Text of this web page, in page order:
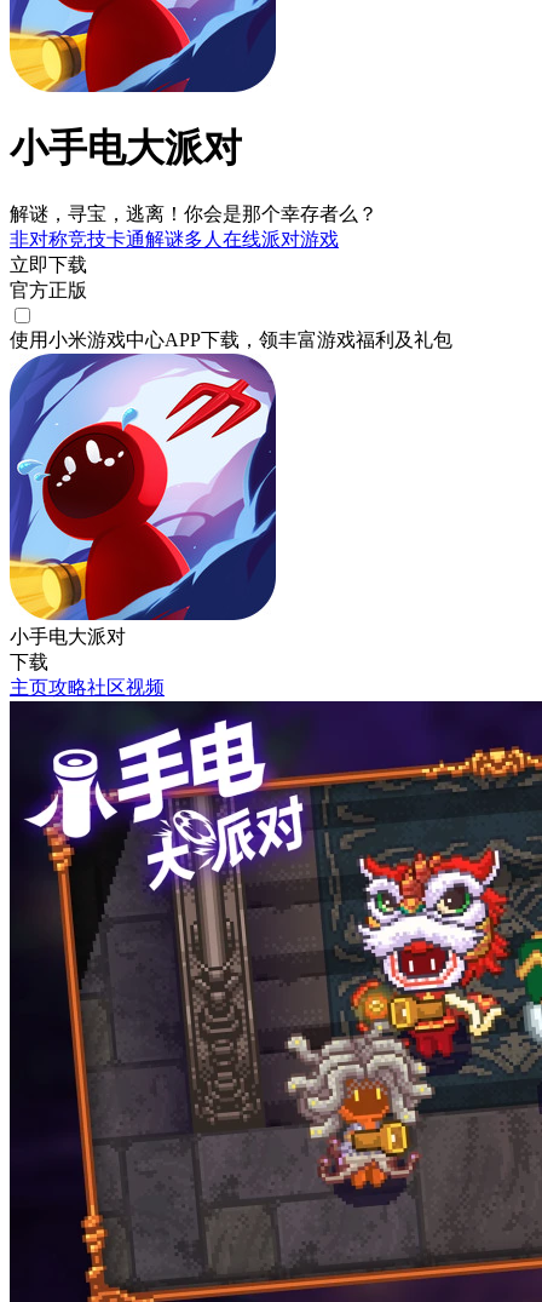
小手电大派对
解谜，寻宝，逃离！你会是那个幸存者么？
非对称竞技卡通解谜多人在线派对游戏
立即下载
官方正版
使用小米游戏中心APP下载 ，领丰富游戏福利 及礼包
小手电大派对
下载
主页攻略社区视频